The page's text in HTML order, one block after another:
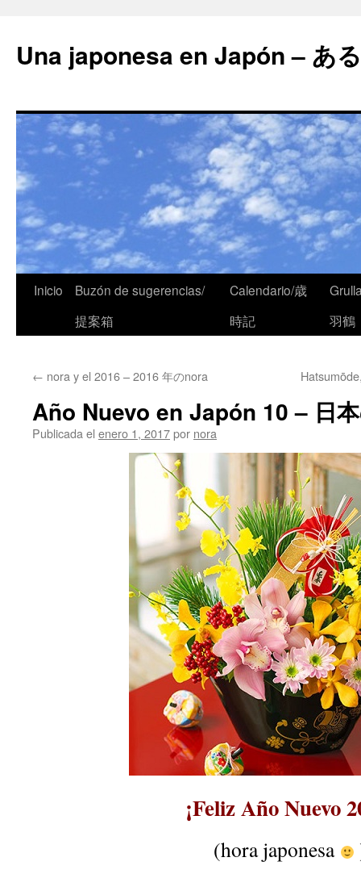
Una japonesa en Japón – あ
Inicio
Buzón de sugerencias/
提案箱
Calendario/歳
時記
羽鶴
← nora y el 2016 – 2016 年のnora
Año Nuevo en Japón 10 – 日
Publicada el enero 1, 2017por nora
¡Feliz Año Nuevo
(hora japonesa